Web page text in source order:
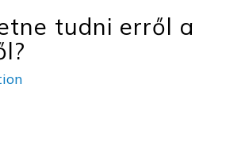
tudni erről a